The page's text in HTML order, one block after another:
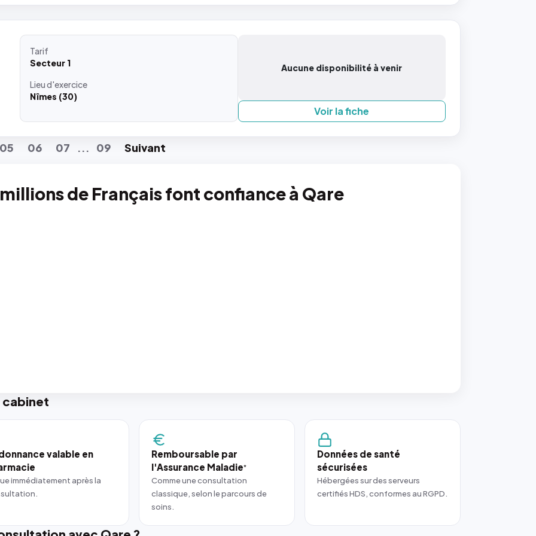
Tarif
Secteur 1
Lieud'exercice
Nîmes (30)
Aucune disponibilité à venir
Voir la fiche
05 06 07 ... 09 Suivant
de Français font confiance à Qare
cabinet
valable en
immédiatement après la
Remboursable par
l'Assurance Maladie*
Comme une consultation
classique, selon le parcours de
soins.
Données de santé
sécurisées
Hébergées sur des serveurs
certifiés HDS, conformes au RGPD.